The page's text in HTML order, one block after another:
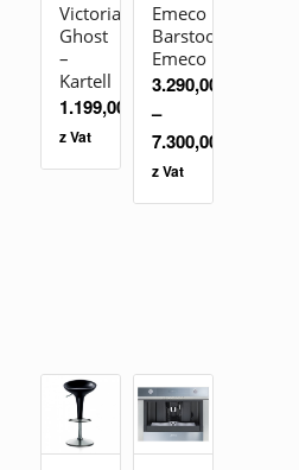
Victoria
Ghost
–
Kartell
1.199,00
z Vat
Emeco
Barstool
Emeco
3.290,00
–
7.300,00
z Vat